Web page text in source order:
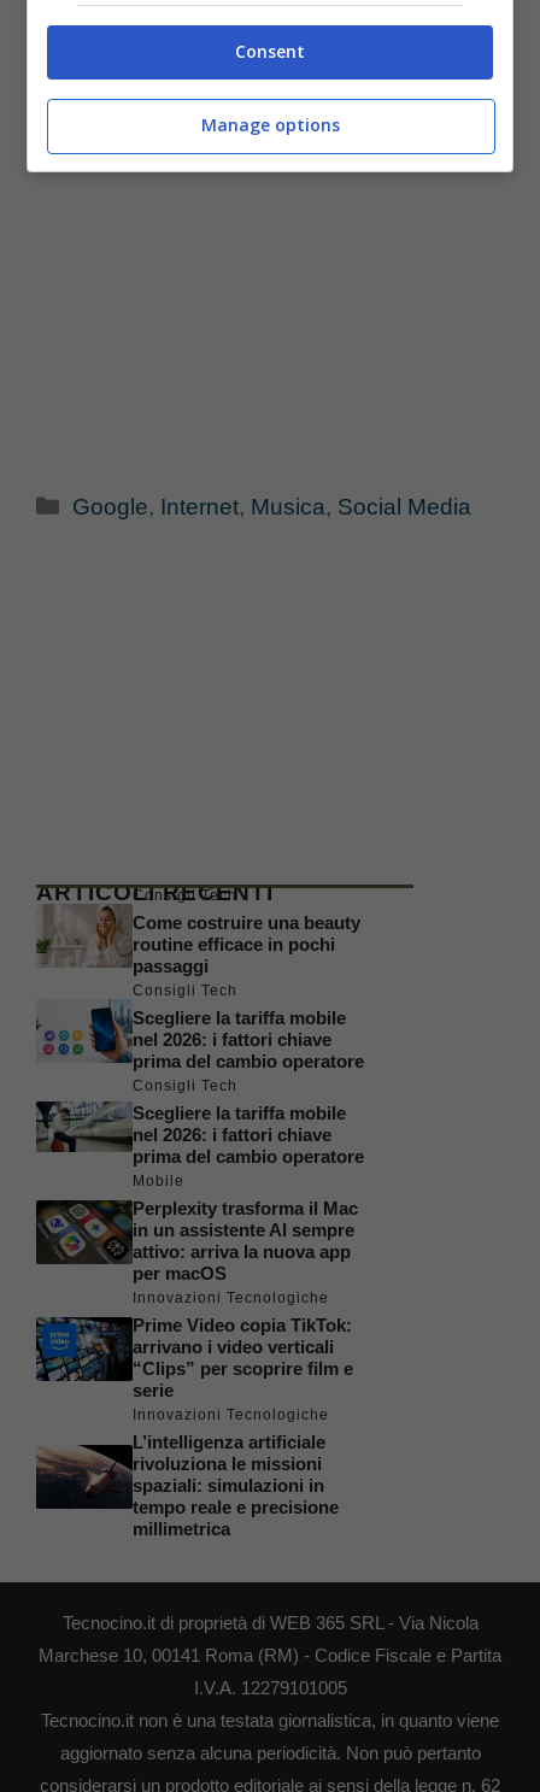
Categorie
Google, Internet, Musica, Social Media
ARTICOLI RECENTI
Consigli Tech
Come costruire una beauty
routine efficace in pochi
passaggi
Consigli Tech
Scegliere la tariffa mobile
nel 2026: i fattori chiave
prima del cambio operatore
Consigli Tech
Scegliere la tariffa mobile
nel 2026: i fattori chiave
prima del cambio operatore
Mobile
Perplexity trasforma il Mac
in un assistente AI sempre
attivo: arriva la nuova app
per macOS
Innovazioni Tecnologiche
Prime Video copia TikTok:
arrivano i video verticali
“Clips” per scoprire film e
serie
Innovazioni Tecnologiche
L’intelligenza artificiale
rivoluziona le missioni
spaziali: simulazioni in
tempo reale e precisione
millimetrica
Tecnocino.it di proprietà di WEB 365 SRL - Via Nicola
Marchese 10, 00141 Roma (RM) - Codice Fiscale e Partita
I.V.A. 12279101005
Tecnocino.it non è una testata giornalistica, in quanto viene
aggiornato senza alcuna periodicità. Non può pertanto
considerarsi un prodotto editoriale ai sensi della legge n. 62
Consent
Manage options